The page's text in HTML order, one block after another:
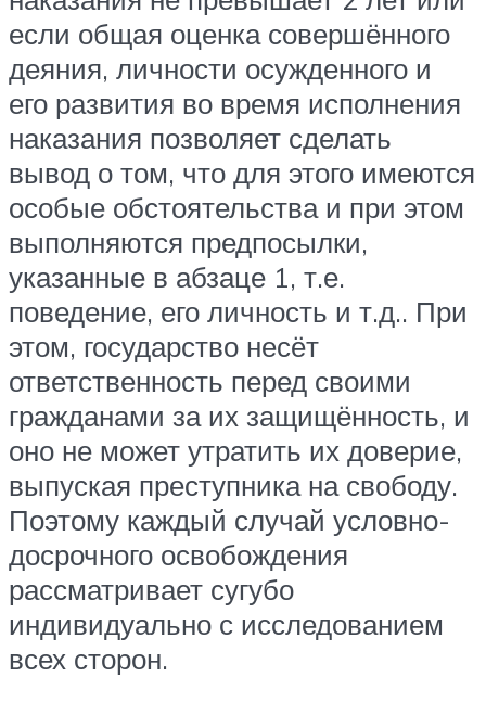
если общая оценка совершённого
деяния, личности осужденного и
его развития во время исполнения
наказания позволяет сделать
вывод о том, что для этого имеются
особые обстоятельства и при этом
выполняются предпосылки,
указанные в абзаце 1, т.е.
поведение, его личность и т.д.. При
этом, государство несёт
ответственность перед своими
гражданами за их защищённость, и
оно не может утратить их доверие,
выпуская преступника на свободу.
Поэтому каждый случай условно-
досрочного освобождения
рассматривает сугубо
индивидуально с исследованием
всех сторон.